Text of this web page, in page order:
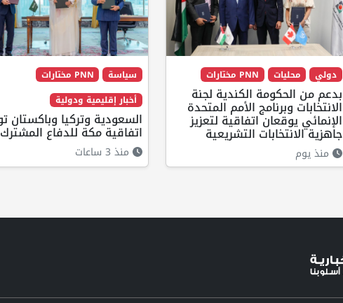
دولي محليات PNN مختارات
بدعم من الحكومة الكندية لجنة
الانتخابات وبرنامج الأمم المتحدة
الإنمائي يوقعان اتفاقية لتعزيز
جاهزية الانتخابات التشريعية
منذ يوم
سياسة
PNN مختارات
أخبار إقليمية ودولية
السعودية وتركيا وباكستان
اتفاقية مكة للدفاع المشترك
منذ 3 ساعات